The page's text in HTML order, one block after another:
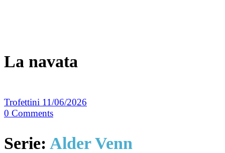
La navata
Trofettini 11/06/2026
0 Comments
Serie: Alder Venn